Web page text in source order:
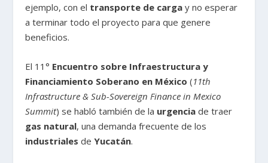
ejemplo, con el transporte de carga y no esperar
a terminar todo el proyecto para que genere
beneficios.
El 11° Encuentro sobre Infraestructura y
Financiamiento Soberano en México (11th
Infrastructure & Sub-Sovereign Finance in Mexico
Summit) se habló también de la urgencia de traer
gas natural, una demanda frecuente de los
industrialesdeYucatán.